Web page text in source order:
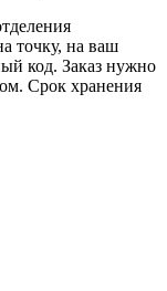
точку, на ваш
код. Заказ нужно
Срок хранения